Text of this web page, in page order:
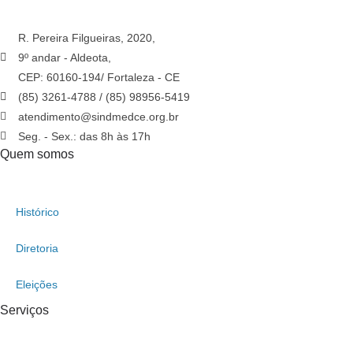
R. Pereira Filgueiras, 2020,
9º andar - Aldeota,
CEP: 60160-194/ Fortaleza - CE
(85) 3261-4788 / (85) 98956-5419
atendimento@sindmedce.org.br
Seg. - Sex.: das 8h às 17h
Quem somos
Histórico
Diretoria
Eleições
Serviços